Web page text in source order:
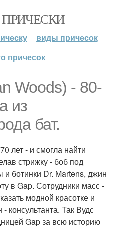
виды причесок
причесок
Woods) - 80-
из
бат.
лет - и смогла найти
стрижку - боб под
ботинки Dr. Martens, джин
в Gap. Сотрудники масс -
модной красотке и
консультанта. Так Вудс
Gap за всю историю